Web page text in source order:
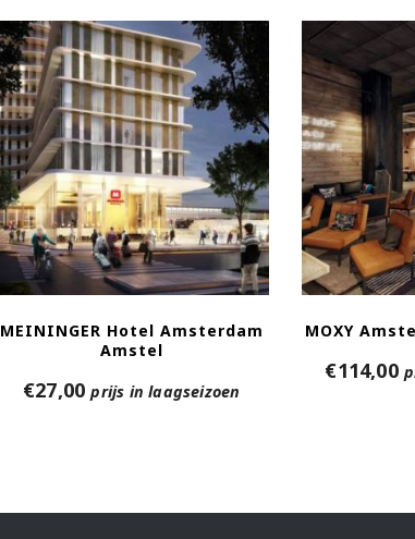
MEININGER Hotel Amsterdam
Amstel
€27,00 prijs in laagseizoen
MOXY
€114,00